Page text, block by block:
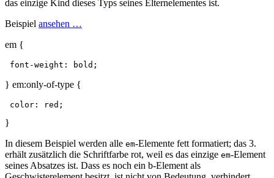
das einzige Kind dieses Typs seines Elternelementes ist.
Beispiel ansehen …
em {
} em:only-of-type {
}
In diesem Beispiel werden alle em-Elemente fett formatiert; das 3.
erhält zusätzlich die Schriftfarbe rot, weil es das einzige em-Element
seines Absatzes ist. Dass es noch ein b-Element als